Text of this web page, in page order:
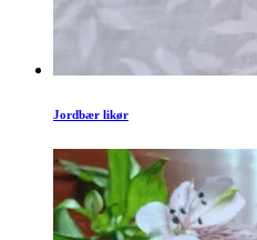
Jordbær likør